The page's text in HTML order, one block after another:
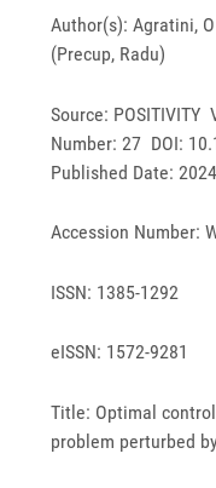
Author(s): Agratini,
(Precup, Radu)
Source:
Number: 27 DOI:
Published Date:
Accession Number:
ISSN: 1385-1292
eISSN: 1572-9281
Title: Optimal
problem perturbed